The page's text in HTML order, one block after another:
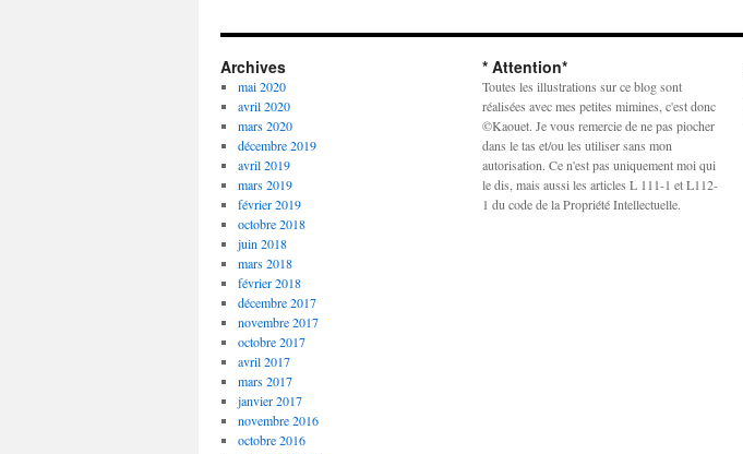
Archives
mai 2020
avril 2020
mars 2020
décembre 2019
avril 2019
mars 2019
février 2019
octobre 2018
juin 2018
mars 2018
février 2018
décembre 2017
novembre 2017
octobre 2017
avril 2017
mars 2017
janvier 2017
novembre 2016
octobre 2016
* Attention*
Toutes les illustrations sur ce blog sont
réalisées avec mes petites mimines, c'est donc
©Kaouet. Je vous remercie de ne pas piocher
dans le tas et/ou les utiliser sans mon
autorisation. Ce n'est pas uniquement moi qui
le dis, mais aussi les articles L 111-1 et L112-
1 du code de la Propriété Intellectuelle.